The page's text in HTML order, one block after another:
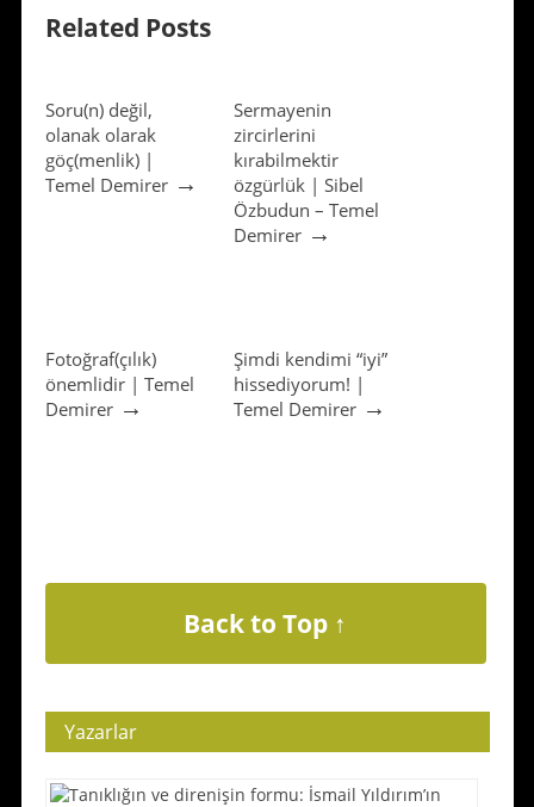
Related Posts
Soru(n) değil,
olanak olarak
göç(menlik) |
Temel Demirer→
Sermayenin
zircirlerini
kırabilmektir
özgürlük | Sibel
Özbudun – Temel
Demirer→
Fotoğraf(çılık)
önemlidir | Temel
Demirer→
Şimdi kendimi “iyi”
hissediyorum! |
Temel Demirer→
Back to Top ↑
Yazarlar